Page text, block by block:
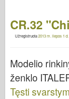
CR.32
Užregistruota2013 m. liepos 1 d.
Modelio
ženklo
Tęsti